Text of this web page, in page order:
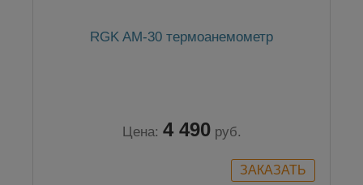
RGK AM-30 термоанемометр
Цена: 4 490 руб.